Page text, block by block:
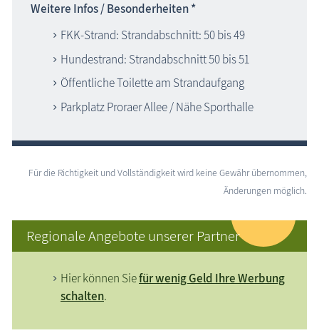
Weitere Infos / Besonderheiten *
FKK-Strand: Strandabschnitt: 50 bis 49
Hundestrand: Strandabschnitt 50 bis 51
Öffentliche Toilette am Strandaufgang
Parkplatz Proraer Allee / Nähe Sporthalle
Für die Richtigkeit und Vollständigkeit wird keine Gewähr übernommen,
Änderungen möglich.
Regionale Angebote unserer Partner
Hier können Siefür wenig Geld Ihre Werbung
schalten.